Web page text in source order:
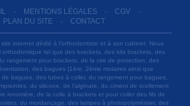
- MENTIONS LÉGALES - CGV -
PLAN DU SITE - CONTACT
internet dédié à l'orthodontiste et à son cabinet. Nous
orthodontique tel que des brackets, des kits brackets, des
rangement pour brackets, de la cire de protection, des
des bagues (1ère, 2ème molaires ainsi que
de bagues, des tubes à coller, du rangement pour bagues,
du silicone, de l'alginate, du ciment de scellement
ionomère, de la colle à brackets et pour coller des fils de
du mordançage, des lampes à photopolymériser, des